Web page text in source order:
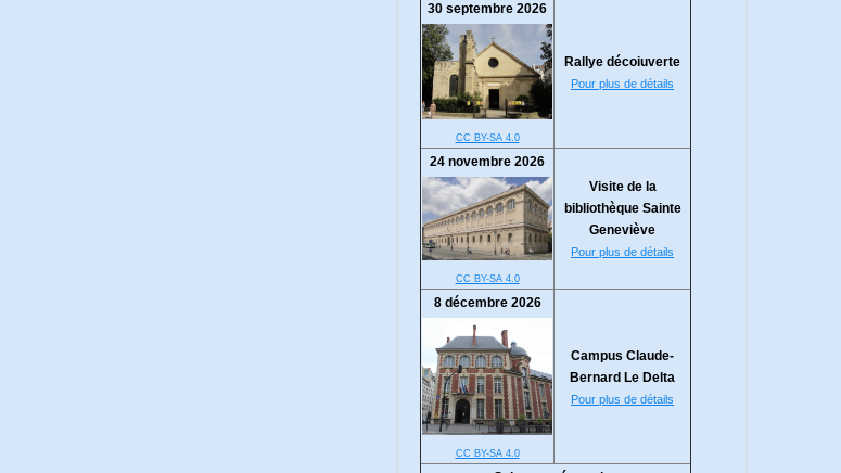
30 septembre 2026
CC BY-SA 4.0
Rallye décoiuverte
Pour plus de détails
24 novembre 2026
CC BY-SA 4.0
Visite de la
bibliothèque Sainte
Geneviève
Pour plus de détails
8 décembre 2026
CC BY-SA 4.0
Campus Claude-
Bernard Le Delta
Pour plus de détails